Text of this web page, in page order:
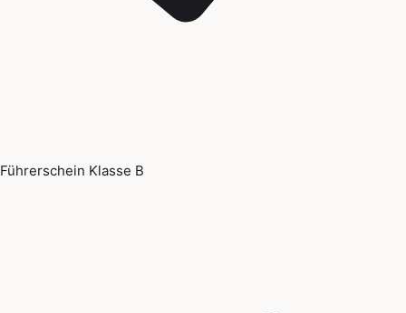
Führerschein Klasse B